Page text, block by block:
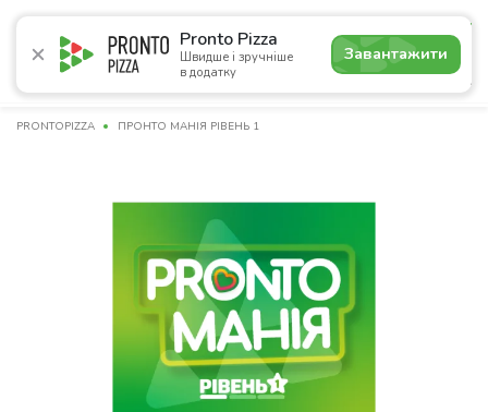
Pronto Pizza
Швидше і зручніше
в додатку
Завантажити
5.0
Акції Піца Суші Сети Бургери Комбо
PRONTOPIZZA ПРОНТО МАНІЯ РІВЕНЬ 1